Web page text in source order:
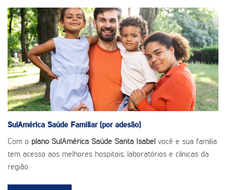
SulAmérica Saúde Familiar (por adesão)
Com o plano SulAmérica Saúde Santa Isabel você e sua família
tem acesso aos melhores hospitais, laboratórios e clínicas da
região.